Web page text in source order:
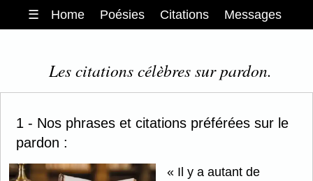
☰ Home Poésies Citations Messages
Les citations célèbres sur pardon.
1 - Nos phrases et citations préférées sur le
pardon :
Il y a autant de